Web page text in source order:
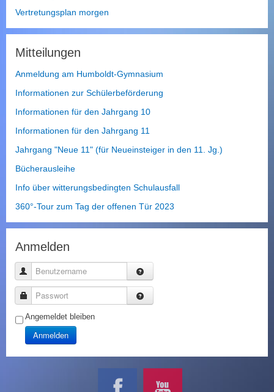
Vertretungsplan morgen
Mitteilungen
Anmeldung am Humboldt-Gymnasium
Informationen zur Schülerbeförderung
Informationen für den Jahrgang 10
Informationen für den Jahrgang 11
Jahrgang "Neue 11" (für Neueinsteiger in den 11. Jg.)
Bücherausleihe
Info über witterungsbedingten Schulausfall
360°-Tour zum Tag der offenen Tür 2023
Anmelden
Benutzername
Passwort
Angemeldet bleiben
Anmelden